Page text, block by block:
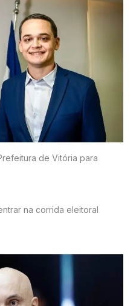
de Vitória para
na corrida eleitoral